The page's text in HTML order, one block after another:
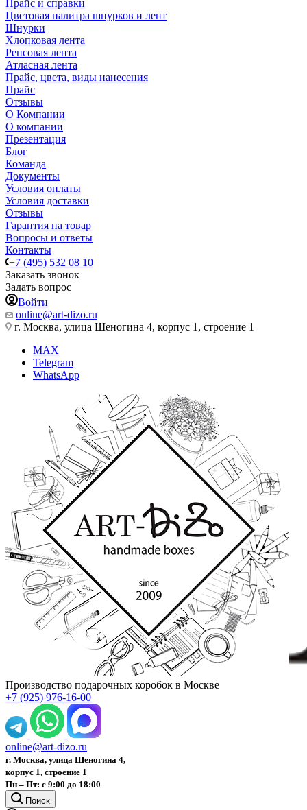
Прайс и справки
Цветовая палитра шнурков и лент
Шнурки
Хлопковая лента
Репсовая лента
Атласная лента
Прайс, цвета, виды нанесения
Прайс
Отзывы
О Компании
О компании
Презентация
Блог
Команда
Документы
Условия оплаты
Условия доставки
Отзывы
Гарантия на товар
Вопросы и ответы
Контакты
+7 (495) 532 08 10
Заказать звонок
Задать вопрос
Войти
online@art-dizo.ru
г. Москва, улица Шеногина 4, корпус 1, строение 1
MAX
Telegram
WhatsApp
Производство подарочных коробок в Москве
+7 (925) 976-16-00
online@art-dizo.ru
г. Москва, улица Шеногина 4,
корпус 1, строение 1
Пн – Пт: с 9:00 до 18:00
Поиск